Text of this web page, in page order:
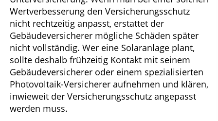
Wertverbesserung den Versicherungsschutz
nicht rechtzeitig anpasst, erstattet der
Gebäudeversicherer mögliche Schäden später
nicht vollständig. Wer eine Solaranlage plant,
sollte deshalb frühzeitig Kontakt mit seinem
Gebäudeversicherer oder einem spezialisierten
Photovoltaik-Versicherer aufnehmen und klären,
inwieweit der Versicherungsschutz angepasst
werden muss.